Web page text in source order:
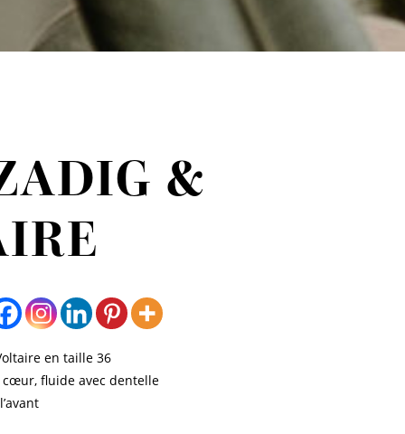
&
en taille 36
cœur, fluide avec dentelle